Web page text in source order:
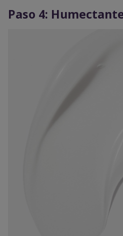
Paso 4: